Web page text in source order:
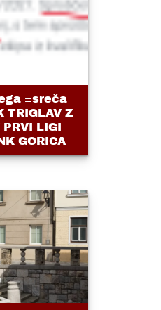
=sreča
TRIGLAV Z
PRVI LIGI
GORICA